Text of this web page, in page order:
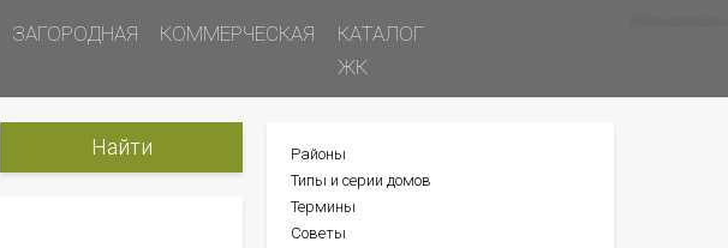
ЗАГОРОДНАЯ КОММЕРЧЕСКАЯ
КАТАЛОГ
ЖК
БОКОВОЕ
МЕНЮ
Районы
Типы и серии домов
Термины
Советы